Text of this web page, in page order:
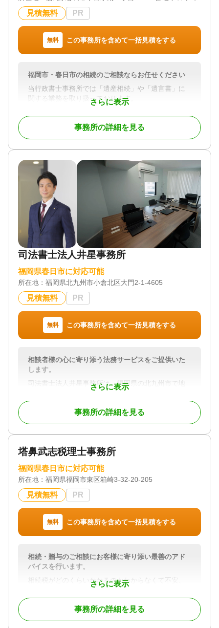
見積無料 PR
無料 この事務所を含めて一括見積をする
さらに表示
福岡市・春日市の相続のご相談ならお任せください
当行政書士事務所では「遺産相続」や「遺言書」に
関する業務を取り扱っております。
相続が発生した後の遺産分割協議書の作成、遺産分
相続前においての相続対策やご心配事の相談など、
遺言書は、作成しようと思ったときがその時期だと
思います。一度作成してもあとから内容変更・書き
直しが可能です。最初は気楽にご相談ください。
対応業務
遺言書 / 遺産分割 / 相続財産調査 / 相続手続き / 銀行
手続き / 戸籍収集 / 相続人調査
対応体制
訪問可 / 初回相談無料 / オンライン面談可 / 事務所面
事務所の詳細を見る
司法書士法人井星事務所
福岡県春日市に対応可能
所在地： 福岡県北九州市小倉北区大門2-1-4605
見積無料 PR
無料 この事務所を含めて一括見積をする
さらに表示
相談者様の心に寄り添う法務サービスをご提供いた
します。
司法書士法人井星事務所は、福岡県の北九州市で地
域に密着した相続相談に対応している司法書士事務
所です。
ご相談いただいたお客様に対し、手続きの代行だけ
司法書士として伝えるべき事柄はもちろん、その他
おけるお客様の「知らなかった」を無くすことを心
がけています。
土日祝日でもご相談を受け付けております。初回相
談も無料ですので、ぜひお気軽にご相談ください。
対応地域
対応業務
遺言書 / 遺産分割 / 相続財産調査 / 相続登記 / 相続放
棄 / 成年後見 / 家族信託 / 相続手続き / 銀行手続き /
戸籍収集 / 相続人調査 / 生前贈与（不動産名義変更）
電話相談可 / 土日相談可 / 初回相談無料 / 18時以降相
談可 / オンライン面談可 / 事務所面談可
事務所の詳細を見る
塔鼻武志税理士事務所
福岡県春日市に対応可能
所在地： 福岡県福岡市東区箱崎3-32-20-205
見積無料 PR
無料 この事務所を含めて一括見積をする
さらに表示
相続・贈与のご相談にお客様に寄り添い最善のアド
バイスを行います。
相続税がどのくらいかかるのかわからなくて不安、
相続税が高くなりそうだから対策をしたい、 相続
が発生したがどうしたらいいかわからないというお
悩みに誠実にご対応させていただきます。
お気軽にお問合せください。
事務所の詳細を見る